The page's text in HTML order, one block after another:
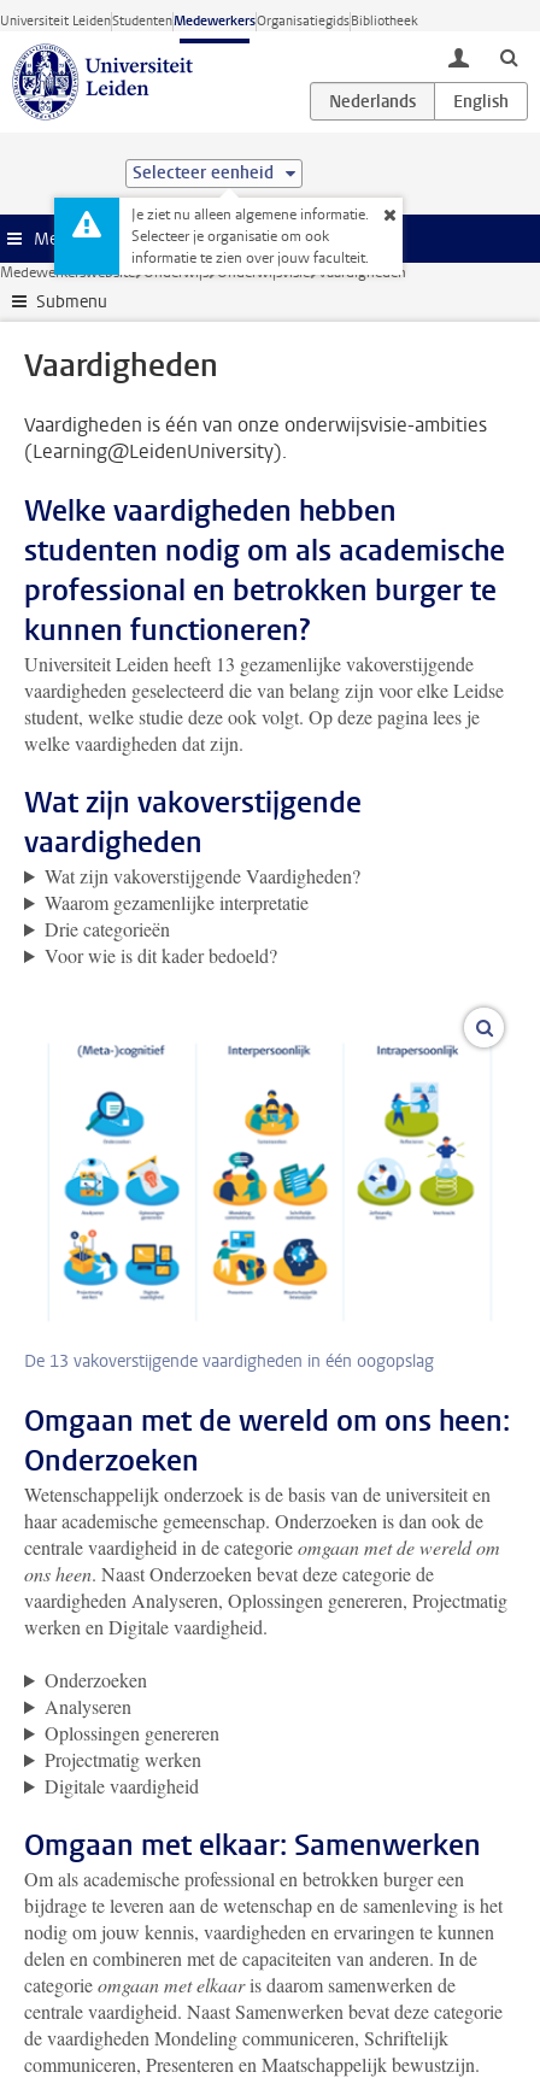
Ga direct naar de inhoud
Universiteit LeidenStudentenMedewerkersOrganisatiegidsBibliotheek
toggle
Selecteer eenheid
Je ziet nu alleen algemene informatie.
Selecteer je organisatie om ook
informatie te zien over jouw faculteit.
Menu
Medewerkerswebsite Onderwijs Onderwijsvisie Vaardigheden
Submenu
Vaardigheden
Vaardigheden is één van onze onderwijsvisie-ambities
(Learning@LeidenUniversity).
Welke vaardigheden hebben
studenten nodig om als academische
professional en betrokken burger te
kunnen functioneren?
Universiteit Leiden heeft 13 gezamenlijke vakoverstijgende
vaardigheden geselecteerd die van belang zijn voor elke Leidse
student, welke studie deze ook volgt. Op deze pagina lees je
welke vaardigheden dat zijn.
Wat zijn vakoverstijgende
vaardigheden
Wat zijn vakoverstijgende Vaardigheden?
Waarom gezamenlijke interpretatie
Drie categorieën
Voor wie is dit kader bedoeld?
De 13 vakoverstijgende vaardigheden in één oogopslag
Omgaan met de wereld om ons heen:
Onderzoeken
Wetenschappelijk onderzoek is de basis van de universiteit en
haar academische gemeenschap. Onderzoeken is dan ook de
centrale vaardigheid in de categorieomgaan met de wereld om
ons heen. Naast Onderzoeken bevat deze categorie de
vaardigheden Analyseren, Oplossingen genereren, Projectmatig
werken en Digitale vaardigheid.
Onderzoeken
Analyseren
Oplossingen genereren
Projectmatig werken
Digitale vaardigheid
Omgaan met elkaar: Samenwerken
Om als academische professional en betrokken burger een
bijdrage te leveren aan de wetenschap en de samenleving is het
nodig om jouw kennis, vaardigheden en ervaringen te kunnen
delen en combineren met de capaciteiten van anderen. In de
categorieomgaan met elkaaris daarom samenwerken de
centrale vaardigheid. Naast Samenwerken bevat deze categorie
de vaardigheden Mondeling communiceren, Schriftelijk
communiceren, Presenteren en Maatschappelijk bewustzijn.